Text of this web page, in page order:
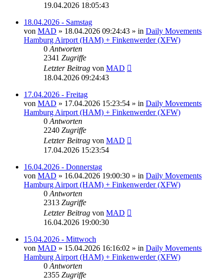
19.04.2026 18:05:43
18.04.2026 - Samstag
von MAD » 18.04.2026 09:24:43 » in Daily Movements
Hamburg Airport (HAM) + Finkenwerder (XFW)
0 Antworten
2341 Zugriffe
Letzter Beitrag von MAD
18.04.2026 09:24:43
17.04.2026 - Freitag
von MAD » 17.04.2026 15:23:54 » in Daily Movements
Hamburg Airport (HAM) + Finkenwerder (XFW)
0 Antworten
2240 Zugriffe
Letzter Beitrag von MAD
17.04.2026 15:23:54
16.04.2026 - Donnerstag
von MAD » 16.04.2026 19:00:30 » in Daily Movements
Hamburg Airport (HAM) + Finkenwerder (XFW)
0 Antworten
2313 Zugriffe
Letzter Beitrag von MAD
16.04.2026 19:00:30
15.04.2026 - Mittwoch
von MAD » 15.04.2026 16:16:02 » in Daily Movements
Hamburg Airport (HAM) + Finkenwerder (XFW)
0 Antworten
2355 Zugriffe